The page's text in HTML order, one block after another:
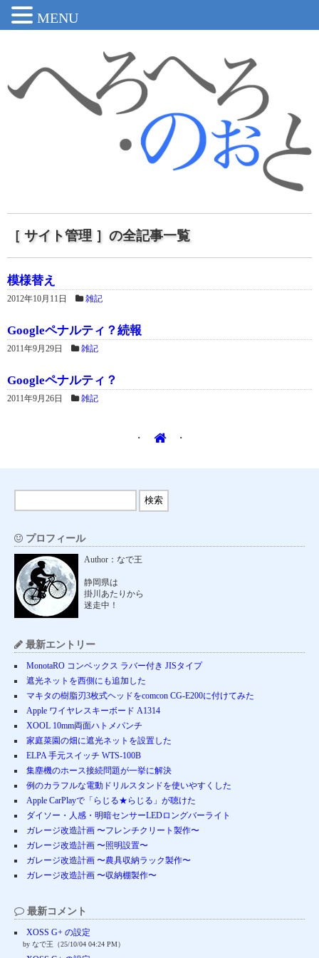
［ サイト管理 ］の全記事一覧
模様替え
2012年10月11日 雑記
Googleペナルティ？続報
2011年9月29日 雑記
Googleペナルティ？
2011年9月26日 雑記
・ ・
プロフィール
Author：なで王
静岡県は
掛川あたりから
迷走中！
最新エントリー
MonotaRO コンベックス ラバー付き JISタイプ
遮光ネットを西側にも追加した
マキタの樹脂刃3枚式ヘッドをcomcon CG-E200に付けてみた
Apple ワイヤレスキーボード A1314
XOOL 10mm両面ハトメパンチ
家庭菜園の畑に遮光ネットを設置した
ELPA 手元スイッチ WTS-100B
集塵機のホース接続問題が一挙に解決
例のカラフルな電動ドリルスタンドを使いやすくした
Apple CarPlayで「らじる★らじる」が聴けた
ダイソー・人感・明暗センサーLEDロングバーライト
ガレージ改造計画 〜フレンチクリート製作〜
ガレージ改造計画 〜照明設置〜
ガレージ改造計画 〜農具収納ラック製作〜
ガレージ改造計画 〜収納棚製作〜
最新コメント
XOSS G+ の設定
by なで王（25/10/04 04:24 PM）
MENU